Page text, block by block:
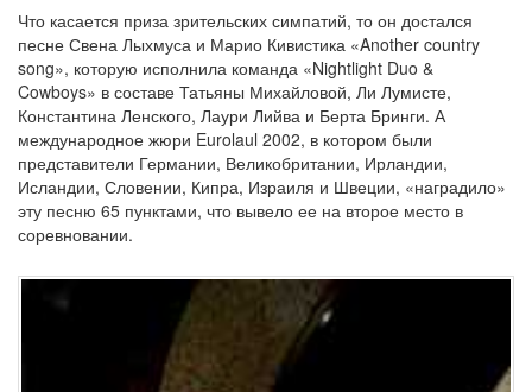
Что касается приза зрительских симпатий, то он достался
песне Свена Лыхмуса и Марио Кивистика «Another country
song», которую исполнила команда «Nightlight Duo &
Cowboys» в составе Татьяны Михайловой, Ли Лумисте,
Константина Ленского, Лаури Лийва и Берта Бринги. А
международное жюри Eurolaul 2002, в котором были
представители Германии, Великобритании, Ирландии,
Исландии, Словении, Кипра, Израиля и Швеции, «наградило»
эту песню 65 пунктами, что вывело ее на второе место в
соревновании.